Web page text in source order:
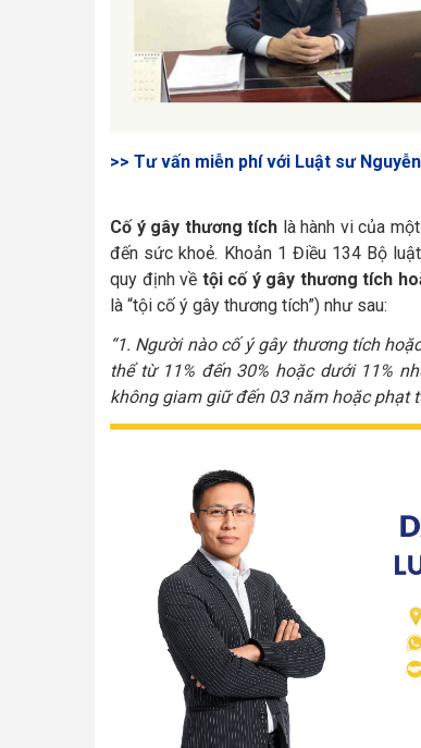
>> Tư vấn miễn phí với Luật sư
Cố ý gây thương tích là hành vi của
đến sức khoẻ. Khoản 1 Điều 134 Bộ
quy định về tội cố ý gây thương tích
là “tội cố ý gây thương tích”) như sau:
“1. Người nào cố ý gây thương tích
thể từ 11% đến 30% hoặc dưới 11%
không giam giữ đến 03 năm hoặc phạt